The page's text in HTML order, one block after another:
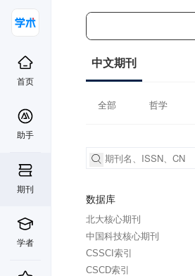
首页
助手
期刊
学者
中文期刊
全部 哲学
数据库
北大核心期刊
中国科技核心期刊
CSSCI索引
CSCD索引